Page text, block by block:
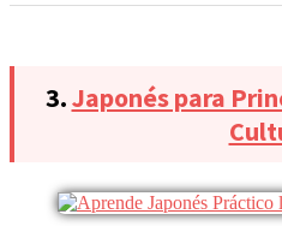
3.Japonés para